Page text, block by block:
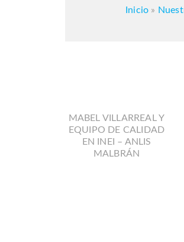
Inicio »
MABEL VILLARREAL Y
EQUIPO DE CALIDAD
EN INEI – ANLIS
MALBRÁN